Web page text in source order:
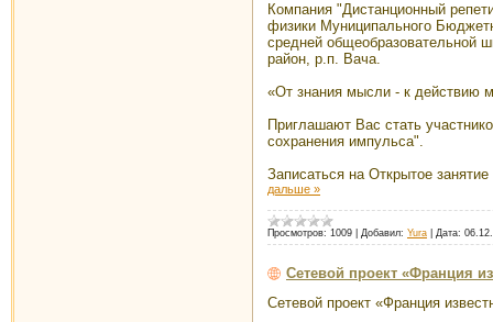
Компания "Дистанционный
физики Муниципального
средней общеобразовательной
район, р.п. Вача.
«От знания мысли - к действию
Приглашают Вас стать
сохранения импульса".
Записаться на Открытое
дальше »
Просмотров: 1009 Добавил: Yura Дата:
Сетевой проект «Франция
Сетевой проект «Франция